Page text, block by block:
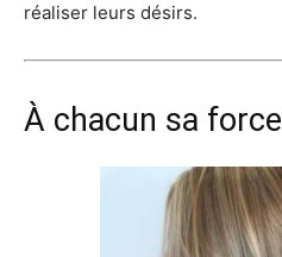
réaliser leurs désirs.
À chacun sa force